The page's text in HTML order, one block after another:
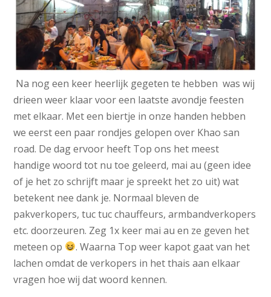
Na nog een keer heerlijk gegeten te hebben was wij
drieen weer klaar voor een laatste avondje feesten
met elkaar. Met een biertje in onze handen hebben
we eerst een paar rondjes gelopen over Khao san
road. De dag ervoor heeft Top ons het meest
handige woord tot nu toe geleerd, mai au (geen idee
of je het zo schrijft maar je spreekt het zo uit) wat
betekent nee dank je. Normaal bleven de
pakverkopers, tuc tuc chauffeurs, armbandverkopers
etc. doorzeuren. Zeg 1x keer mai au en ze geven het
meteen op
. Waarna Top weer kapot gaat van het
lachen omdat de verkopers in het thais aan elkaar
vragen hoe wij dat woord kennen.